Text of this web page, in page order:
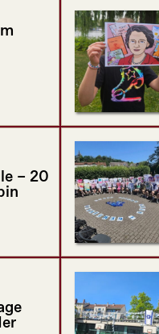
– 20